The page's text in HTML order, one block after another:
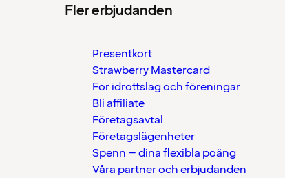
Fler erbjudanden
Presentkort
Strawberry Mastercard
För idrottslag och föreningar
Bli affiliate
Företagsavtal
Företagslägenheter
Spenn – dina flexibla poäng
Våra partner och erbjudanden